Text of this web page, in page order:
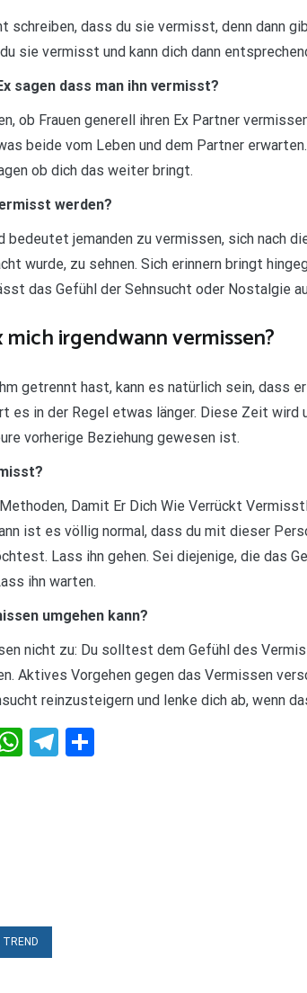
schreiben, dass du sie vermisst, denn dann
sie vermisst und kann dich dann
sagen dass man ihn vermisst?
ob Frauen generell ihren Ex Partner
beide vom Leben und dem Partner
ob dich das weiter bringt.
werden?
bedeutet jemanden zu vermissen, sich nach
wurde, zu sehnen. Sich erinnern bringt
das Gefühl der Sehnsucht oder Nostalgie
mich irgendwann vermissen?
getrennt hast, kann es natürlich sein, dass
es in der Regel etwas länger. Diese Zeit
vorherige Beziehung gewesen ist.
Damit Er Dich Wie Verrückt
ist es völlig normal, dass du mit dieser
Lass ihn gehen. Sei diejenige, die das
ihn warten.
umgehen kann?
nicht zu: Du solltest dem Gefühl des
Aktives Vorgehen gegen das Vermissen
reinzusteigern und lenke dich ab, wenn
WhatsApp
Telegram
TREND